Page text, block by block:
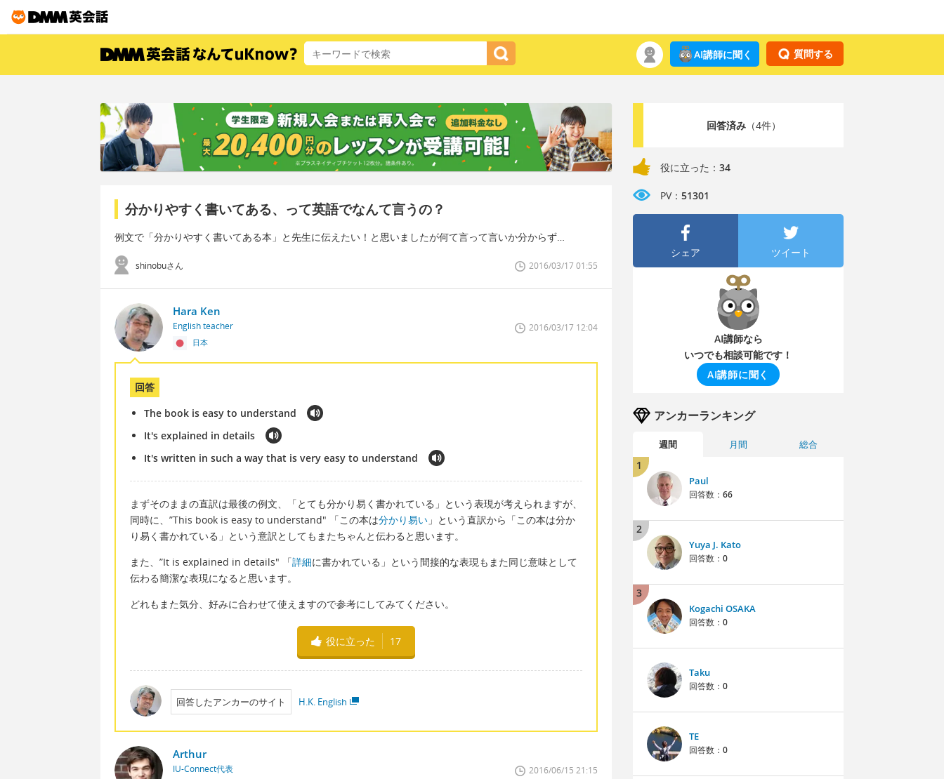
質問する
AI講師に聞く
分かりやすく書いてある、って英語でなんて言うの？
例文で「分かりやすく書いてある本」と先生に伝えたい！と思いましたが何て言って言いか分からず…
shinobuさん 2016/03/17 01:55
Hara Ken
English teacher
日本
2016/03/17 12:04
回答
The book is easy to understand
It's explained in details
It's written in such a way that is very easy to understand
まずそのままの直訳は最後の例文、「とても分かり易く書かれている」という表現が考えられますが、
同時に、”This book is easy to understand" 「この本は分かり易い 」という直訳から「この本は分か
り易く書かれている」という意訳としてもまたちゃんと伝わると思います。
また、”It is explained in details" 「詳細に書かれている」という間接的な表現もまた同じ意味として
伝わる簡潔な表現になると思います。
どれもまた気分、好みに合わせて使えますので参考にしてみてください。
役に立った 17
回答したアンカーのサイト H.K. English
Arthur
IU-Connect代表 2016/06/15 21:15
回答済み（4件）
役に立った： 34
PV： 51301
シェア ツイート
AI講師なら
いつでも相談可能です！
AI講師に聞く
アンカーランキング
週間 月間 総合
1
Paul
回答数： 66
2
Yuya J. Kato
回答数： 0
3
Kogachi OSAKA
回答数： 0
Taku
回答数： 0
TE
回答数： 0